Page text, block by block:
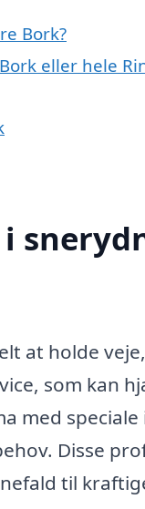
Bork?
eller hele
at holde
som kan
med speciale
Disse
til